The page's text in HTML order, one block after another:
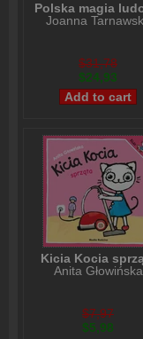
Polska magia
Joanna
$31,78
$24,93
Kicia Kocia
Anita Głowińska
$7,97
$5,98